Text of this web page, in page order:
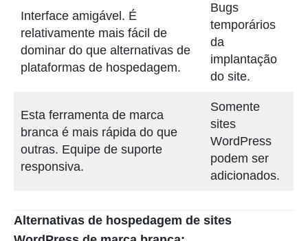
Interface amigável. É
relativamente mais fácil de
dominar do que alternativas de
plataformas de hospedagem.
Bugs
temporários
da
implantação
do site.
Esta ferramenta de marca
branca é mais rápida do que
outras. Equipe de suporte
responsiva.
Somente
sites
WordPress
podem ser
adicionados.
Alternativas de hospedagem de sites